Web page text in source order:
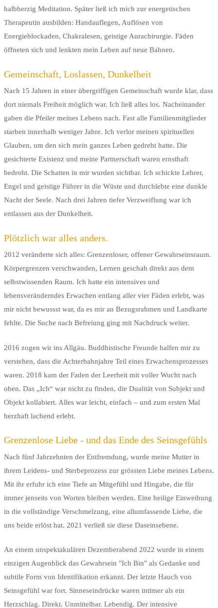
halbherzig Meditation. Später ließ ich mich zur energetischen
Therapeutin ausbilden: Handauflegen, Auflösen von
Energieblockaden, Chakralesen, geistige Aurachirurgie. Fäden
öffneten sich und lenkten mein Leben auf neue Bahnen.
Gemeinschaft, Loslassen, Dunkelheit
Nach 15 Jahren in einer übergriffigen Gemeinschaft wurde klar, dass
dort niemals Freiheit möglich war. Ich ließ alles los. Nacheinander
gaben die Pfeiler meines Lebens nach. Fast alle Familienmitglieder
starben innerhalb weniger Jahre. Ich verlor meinen spirituellen
Glauben, um den sich mein ganzes Leben gedreht hatte. Die
gesichterte Existenz und meine Partnerschaft waren ernsthaft
bedroht. Die Schatten in mir wurden sichtbar. Ich schickte Lehrer,
Engel und geistige Führer in die Wüste und durchlebte eine dunkle
Nacht der Seele. Nach drei Jahren tiefer Verzweiflung war ich
entlassen aus der Dunkelheit.
Plötzlich war alles anders.
2012 veränderte sich alles: Grenzenloser, offener Gewahrseinsraum.
Körpergrenzen verschwanden, Lernen geschah direkt aus dem
selbstwissenden Raum. Ich hatte ein intensives und
lebensveränderndes Erwachen entlang aller vier Fäden erlebt, was
mir nicht bewussst war, da es mir an Bezugsrahmen und Landkarte
fehlte. Die Suche nach Befreiung ging mit Nachdruck weiter.
2016 zogen wir ins Allgäu. Buddhistische Freunde halfen mir zu
verstehen, dass die Achterbahnjahre Teil eines Erwachensprozesses
waren. 2018 kam der Faden der Leerheit mit voller Wucht nach
oben. Das „Ich“ war nicht zu finden, die Dualität von Subjekt und
Objekt kollabiert. Alles war leicht, einfach – und zum ersten Mal
herzhaft lachend erlebt.
Grenzenlose Liebe - und das Ende des Seinsgefühls
Nach fünf Jahrzehnten der Entfremdung, wurde meine Mutter in
ihrem Leidens- und Sterbeprozess zur grössten Liebe meines Lebens.
Mit ihr erfuhr ich eine Tiefe an Mitgefühl und Hingabe, die für
immer jenseits von Worten bleiben werden. Eine heilige Einweihung
in die vollständige Verschmelzung, eine allumfassende Liebe, die
uns beide erlöst hat. 2021 verließ sie diese Daseinsebene.
An einem unspektakulären Dezemberabend 2022 wurde in einem
einzigen Augenblick das Gewahrsein "Ich Bin" als Gedanke und
subtile Form von Identifikation erkannt. Der letzte Hauch von
Seinsgefühl war fort. Sinneseindrücke waren intimer als ein
Herzschlag. Direkt. Unmittelbar. Lebendig. Der intensive